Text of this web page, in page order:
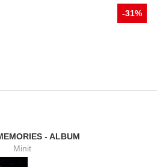
-31%
- ALBUM
Minit